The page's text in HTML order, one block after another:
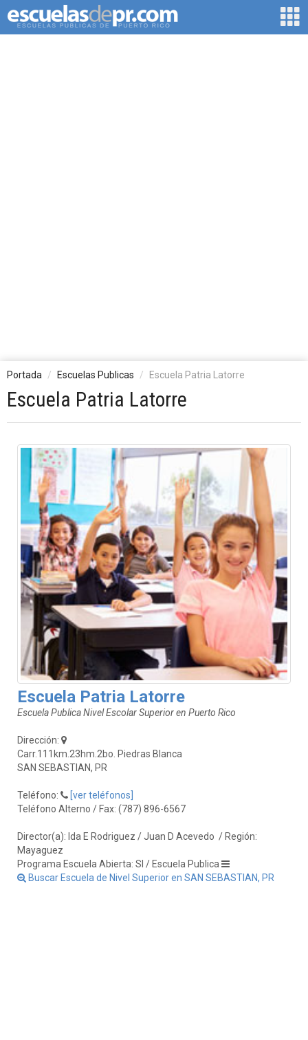
Portada Escuelas Publicas Escuela Patria Latorre
Escuela Patria Latorre
Escuela Patria Latorre
Escuela Publica Nivel Escolar Superior en Puerto Rico
Dirección:
Carr.111km.23hm.2bo. Piedras Blanca
SAN SEBASTIAN, PR
Teléfono:
[ver teléfonos]
Teléfono Alterno / Fax: (787) 896-6567
Director(a): Ida E Rodriguez / Juan D Acevedo / Región:
Mayaguez
Programa Escuela Abierta: SI / Escuela Publica
Buscar Escuela de Nivel Superior en SAN SEBASTIAN, PR